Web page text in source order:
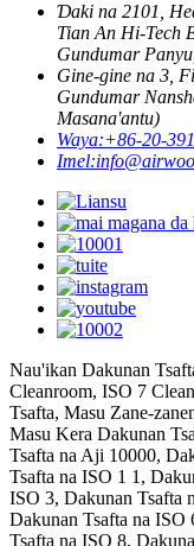
Ɗaki na 2101,
Tian An Hi-Tech
Gundumar
Gine-gine na 3,
Gundumar
Masana'antu)
Waya:+86-20-
Imel:
Nau'ikan Dakunan
Cleanroom, ISO 7
Tsafta, Masu Zane-
Masu Kera Dakunan
Tsafta na Aji 10000,
Tsafta na ISO 1 1,
ISO 3, Dakunan Tsafta
Dakunan Tsafta na ISO
Tsafta na ISO 8,